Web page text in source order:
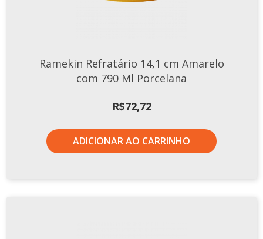
Ramekin Refratário 14,1 cm Amarelo
com 790 Ml Porcelana
R$72,72
ADICIONAR AO CARRINHO